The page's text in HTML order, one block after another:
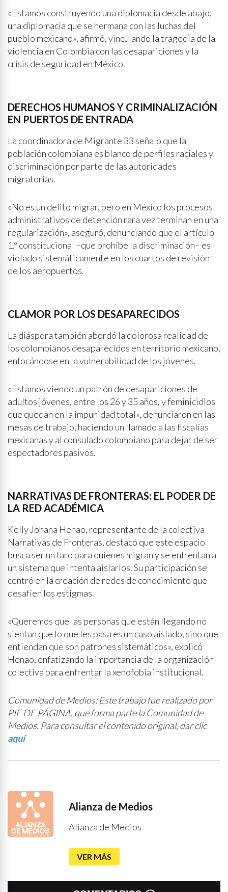
«Estamos construyendo una diplomacia desde abajo,
una diplomacia que se hermana con las luchas del
pueblo mexicano», afirmó, vinculando la tragedia de la
violencia en Colombia con las desapariciones y la
crisis de seguridad en México.
DERECHOS HUMANOS Y CRIMINALIZACIÓN
EN PUERTOS DE ENTRADA
La coordinadora de Migrante 33 señaló que la
población colombiana es blanco de perfiles raciales y
discriminación por parte de las autoridades
migratorias.
«No es un delito migrar, pero en México los procesos
administrativos de detención rara vez terminan en una
regularización», aseguró, denunciando que el artículo
1.º constitucional –que prohíbe la discriminación– es
violado sistemáticamente en los cuartos de revisión
de los aeropuertos.
CLAMOR POR LOS DESAPARECIDOS
La diáspora también abordó la dolorosa realidad de
los colombianos desaparecidos en territorio mexicano,
enfocándose en la vulnerabilidad de los jóvenes.
«Estamos viendo un patrón de desapariciones de
adultos jóvenes, entre los 26 y 35 años, y feminicidios
que quedan en la impunidad total», denunciaron en las
mesas de trabajo, haciendo un llamado a las fiscalías
mexicanas y al consulado colombiano para dejar de ser
espectadores pasivos.
NARRATIVAS DE FRONTERAS: EL PODER DE
LA RED ACADÉMICA
Kelly Johana Henao, representante de la colectiva
Narrativas de Fronteras, destacó que este espacio
busca ser un faro para quienes migran y se enfrentan a
un sistema que intenta aislarlos. Su participación se
centró en la creación de redes de conocimiento que
desafíen los estigmas.
«Queremos que las personas que están llegando no
sientan que lo que les pasa es un caso aislado, sino que
entiendan que son patrones sistemáticos», explicó
Henao, enfatizando la importancia de la organización
colectiva para enfrentar la xenofobia institucional.
Comunidad de Medios: Este trabajo fue realizado por
PIE DE PÁGINA, que forma parte la Comunidad de
Medios. Para consultar el contenido original, dar clic
aquí
Alianza de Medios
Alianza de Medios
VER MÁS